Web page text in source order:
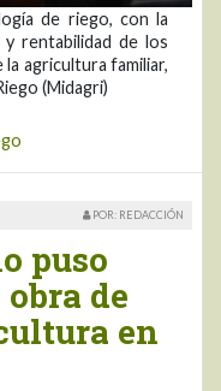
de riego, con la
rentabilidad de los
agricultura familiar,
(Midagri)
POR: REDACCIÓN
puso
de
en